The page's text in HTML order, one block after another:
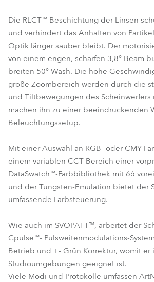
Die RLCT™ Beschichtung der Linsen
und verhindert das Anhaften von
Optik länger sauber bleibt. Der
von einem engen, scharfen 3,8° Beam
breiten 50° Wash. Die hohe
große Zoombereich werden durch die
und Tiltbewegungen des Scheinwerfers
machen ihn zu einer beeindruckenden
Beleuchtungssetup.
Mit einer Auswahl an RGB- oder CMY-
einem variablen CCT-Bereich einer
DataSwatch™-Farbbibliothek mit 66
und der Tungsten-Emulation bietet der
umfassende Farbsteuerung.
Wie auch im SVOPATT™, arbeitet der
Cpulse™- Pulsweitenmodulations-
Betrieb und +- Grün Korrektur, womit er
Studioumgebungen geeignet ist.
Viele Modi und Protokolle umfassen